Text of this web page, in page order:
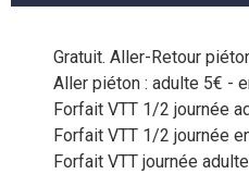
Gratuit. Aller-Retour
Aller piéton : adulte 5€ -
Forfait VTT 1/2 journée
Forfait VTT 1/2 journée
Forfait VTT journée